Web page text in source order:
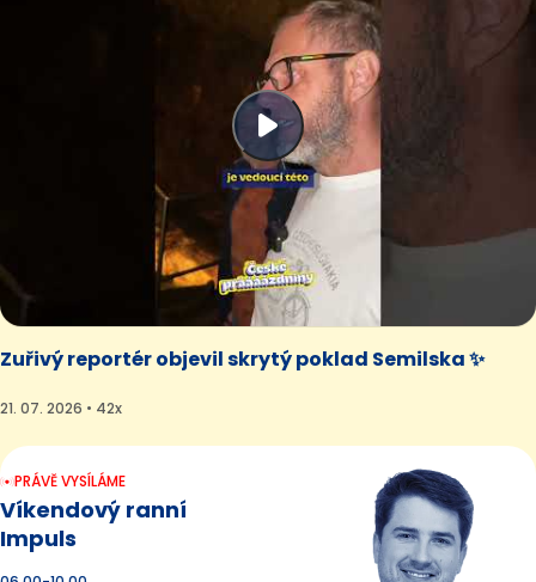
Zuřivý reportér objevil skrytý poklad Semilska ✨
21. 07. 2026 • 42x
PRÁVĚ VYSÍLÁME
Víkendový ranní
Impuls